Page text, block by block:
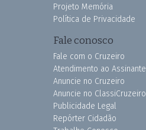
Projeto Memória
Política de Privacidade
Fale conosco
Fale com o Cruzeiro
Atendimento ao Assinante
Anuncie no Cruzeiro
Anuncie no ClassiCruzeiro
Publicidade Legal
Repórter Cidadão